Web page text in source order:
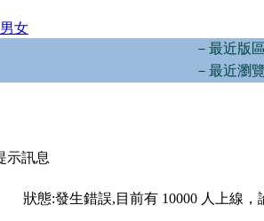
女
－最近版
－最近瀏
示訊息
狀態:發生錯誤,目前有 10000 人上線